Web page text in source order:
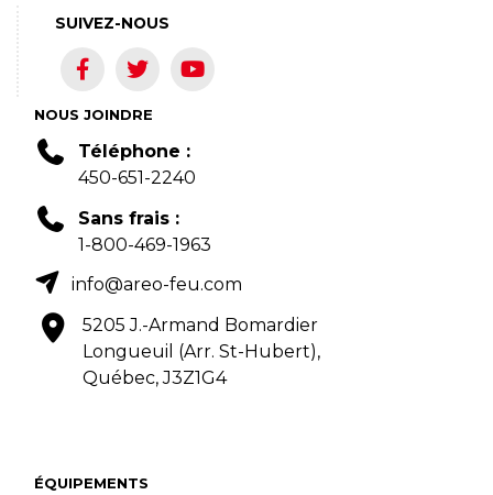
ÉQUIPEMENTS
NOUS JOINDRE
Téléphone :
450-651-2240
Sans frais :
1-800-469-1963
info@areo-feu.com
5205 J.-Armand Bomardier
Longueuil (Arr. St-Hubert),
Québec, J3Z1G4
SUIVEZ-NOUS